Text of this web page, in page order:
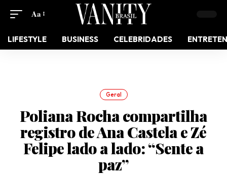
Aa
LIFESTYLE BUSINESS CELEBRIDADES
Geral
Poliana Rocha compartilha
registro de Ana Castela e Zé
Felipe lado a lado: “Sente a
paz”